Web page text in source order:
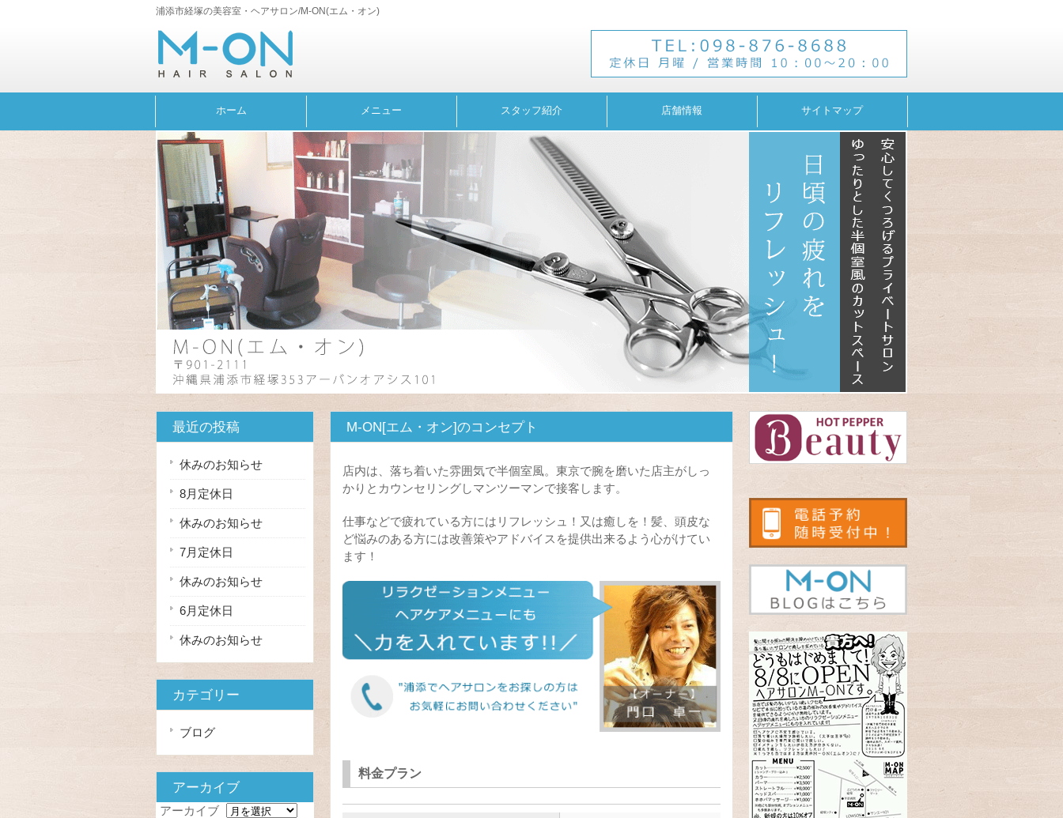
浦添市経塚の美容室・ヘアサロン/M-ON(エム・オン)
ホーム メニュー スタッフ紹介 店舗情報 サイトマップ
M-ON[エム・オン]のコンセプト
店内は、落ち着いた雰囲気で半個室風。東京で腕を磨いた店主がしっ
かりとカウンセリングしマンツーマンで接客します。
仕事などで疲れている方にはリフレッシュ！又は癒しを！髪、頭皮な
ど悩みのある方には改善策やアドバイスを提供出来るよう心がけてい
ます！
料金プラン
最近の投稿
休みのお知らせ
8月定休日
休みのお知らせ
7月定休日
休みのお知らせ
6月定休日
休みのお知らせ
カテゴリー
ブログ
アーカイブ
アーカイブ